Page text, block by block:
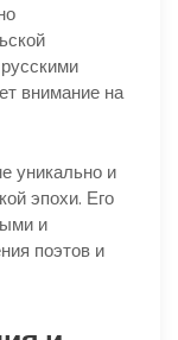
внимание на
уникально и
эпохи. Его
и
поэтов и